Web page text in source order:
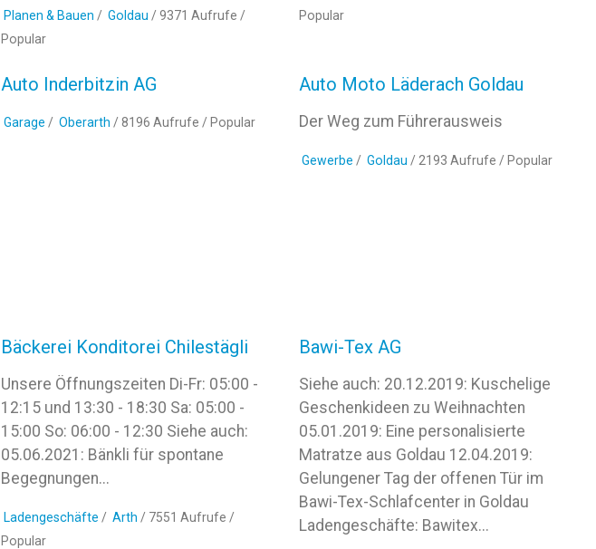
Planen & Bauen / Goldau / 9371 Aufrufe /
Popular
Popular
Auto Inderbitzin AG
Garage / Oberarth / 8196 Aufrufe / Popular
Auto Moto Läderach Goldau
Der Weg zum Führerausweis
Gewerbe / Goldau / 2193 Aufrufe / Popular
Bäckerei Konditorei Chilestägli
Unsere Öffnungszeiten Di-Fr: 05:00 -
12:15 und 13:30 - 18:30 Sa: 05:00 -
15:00 So: 06:00 - 12:30 Siehe auch:
05.06.2021: Bänkli für spontane
Begegnungen...
Ladengeschäfte / Arth / 7551 Aufrufe /
Popular
Bawi-Tex AG
Siehe auch: 20.12.2019: Kuschelige
Geschenkideen zu Weihnachten
05.01.2019: Eine personalisierte
Matratze aus Goldau 12.04.2019:
Gelungener Tag der offenen Tür im
Bawi-Tex-Schlafcenter in Goldau
Ladengeschäfte: Bawitex...